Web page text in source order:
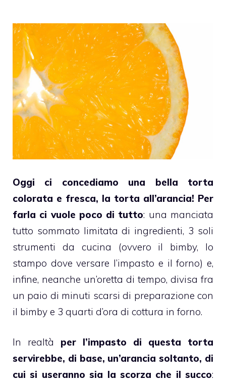
Oggi ci concediamo una bella torta
colorata e fresca, la torta all’arancia! Per
farla ci vuole poco di tutto: una manciata
tutto sommato limitata di ingredienti, 3 soli
strumenti da cucina (ovvero il bimby, lo
stampo dove versare l’impasto e il forno) e,
infine, neanche un’oretta di tempo, divisa fra
un paio di minuti scarsi di preparazione con
il bimby e 3 quarti d’ora di cottura in forno.
In realtà per l’impasto di questa torta
servirebbe, di base, un’arancia soltanto, di
cui si useranno sia la scorza che il succo: